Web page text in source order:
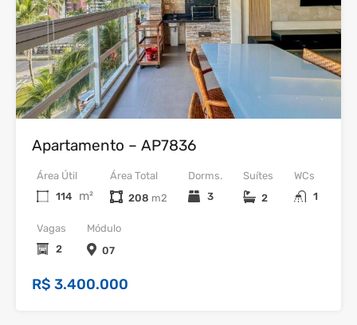
Venda
Apartamento – AP7836
Dorms.
3
WCs
1
Área Útil
114
m²
Vagas
2
Área Total
208
Suítes
2
Módulo
07
R$ 3.400.000